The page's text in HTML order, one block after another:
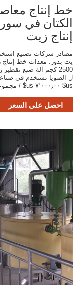
خط إنتاج
الكتان في
إنتاج زيت
مصادر شركات تصنيع
يت بذور. معدات خط إنتاج
2500 كجم آلة صنع
us$-٧٬٠٠٠٫٠٠ us$ / مجموعات
احصل على السعر